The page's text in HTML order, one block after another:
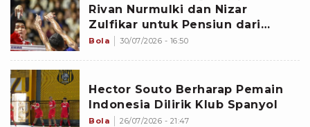
Rivan Nurmulki dan Nizar
Zulfikar untuk Pensiun dari
Timnas Voli Indonesia
Bola 30/07/2026 - 16:50
Hector Souto Berharap Pemain
Indonesia Dilirik Klub Spanyol
Bola 26/07/2026 - 21:47